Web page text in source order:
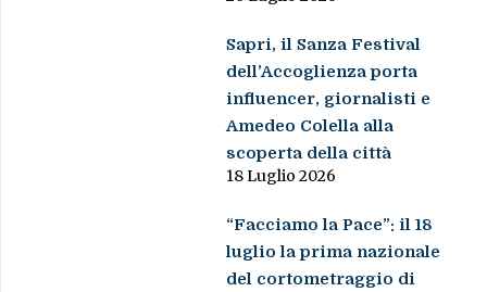
Sapri, il Sanza Festival
dell’Accoglienza porta
influencer, giornalisti e
Amedeo Colella alla
scoperta della città
18 Luglio 2026
“Facciamo la Pace”: il 18
luglio la prima nazionale
del cortometraggio di